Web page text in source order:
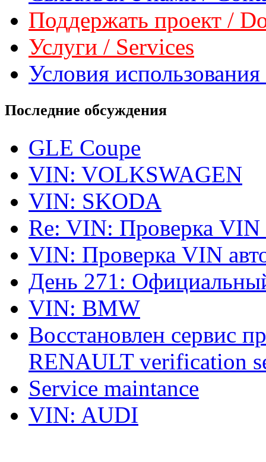
Поддержать проект /
Услуги / Services
Условия
Последние обсуждения
GLE Coupe
VIN: VOLKSWAGEN
VIN: SKODA
Re: VIN: Проверка VIN
VIN: Проверка VIN
День 271:
VIN: BMW
Восстановлен сервис
RENAULT verification
Service maintance
VIN: AUDI